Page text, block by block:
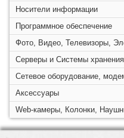
Носители информации
Программное обеспечение
Фото, Видео, Телевизоры,
Серверы и Системы
Сетевое оборудование,
Аксессуары
Web-камеры, Колонки,